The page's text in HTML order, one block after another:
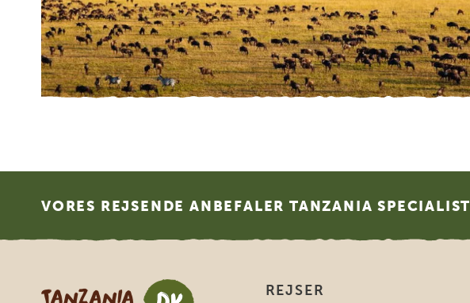
VORES REJSENDE ANBEFALER TANZANIA SPECIALIST
Tanzania Specialist REJSER